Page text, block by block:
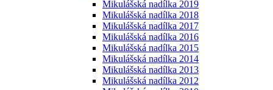
Mikulášská nadílka 2019
Mikulášská nadílka 2018
Mikulášská nadílka 2017
Mikulášská nadílka 2016
Mikulášská nadílka 2015
Mikulášská nadílka 2014
Mikulášská nadílka 2013
Mikulášská nadílka 2012